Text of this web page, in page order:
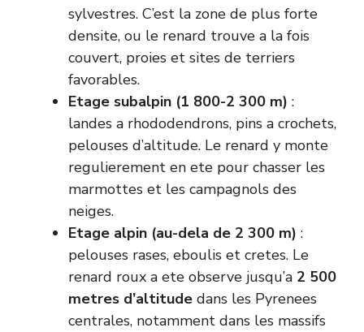
sylvestres. C’est la zone de plus forte
densite, ou le renard trouve a la fois
couvert, proies et sites de terriers
favorables.
Etage subalpin (1 800-2 300 m) :
landes a rhododendrons, pins a crochets,
pelouses d’altitude. Le renard y monte
regulierement en ete pour chasser les
marmottes et les campagnols des
neiges.
Etage alpin (au-dela de 2 300 m) :
pelouses rases, eboulis et cretes. Le
renard roux a ete observe jusqu’a 2 500
metres d’altitude dans les Pyrenees
centrales, notamment dans les massifs